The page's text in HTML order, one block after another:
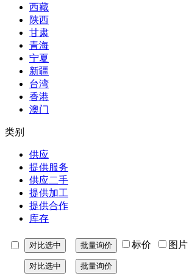
西藏
陕西
甘肃
青海
宁夏
新疆
台湾
香港
澳门
类别
供应
提供服务
供应二手
提供加工
提供合作
库存
标价 图片